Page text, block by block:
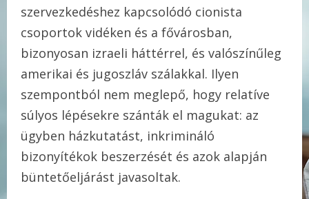
szervezkedéshez kapcsolódó cionista
csoportok vidéken és a fővárosban,
bizonyosan izraeli háttérrel, és valószínűleg
amerikai és jugoszláv szálakkal. Ilyen
szempontból nem meglepő, hogy relatíve
súlyos lépésekre szánták el magukat: az
ügyben házkutatást, inkrimináló
bizonyítékok beszerzését és azok alapján
büntetőeljárást javasoltak.